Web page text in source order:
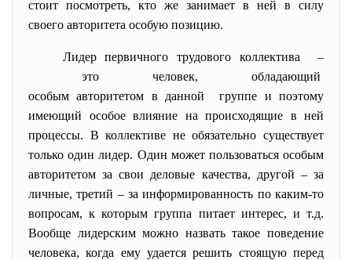
стоит посмотреть, кто же занимает в ней в силу
своего авторитета особую позицию.
Лидер первичного трудовогоколлектива –
это человек, обладающий
особым авторитетом в данной группе и поэтому
имеющий особое влияние на происходящие в ней
процессы. В коллективе не обязательно существует
только один лидер. Один может пользоваться особым
авторитетом за свои деловые качества, другой – за
личные, третий – за информированность по каким-то
вопросам, к которым группа питает интерес, и т.д.
Вообще лидерским можно назвать такое поведение
человека, когда ему удается решить стоящую перед